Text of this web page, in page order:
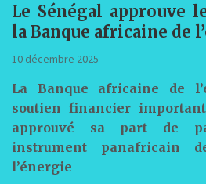
Le Sénégal approuve
la Banque africaine de
10 décembre 2025
La Banque africaine de
soutien financier
approuvé sa part de
instrument panafricain
l’énergie